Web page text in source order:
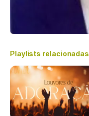
Playlists relacionadas